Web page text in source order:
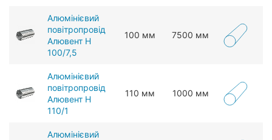
Алюмінієвий
повітропровід
Алювент Н
100/7,5
100 мм 7500 мм
Алюмінієвий
повітропровід
Алювент Н
110/1
110 мм 1000 мм
Алюмінієвий